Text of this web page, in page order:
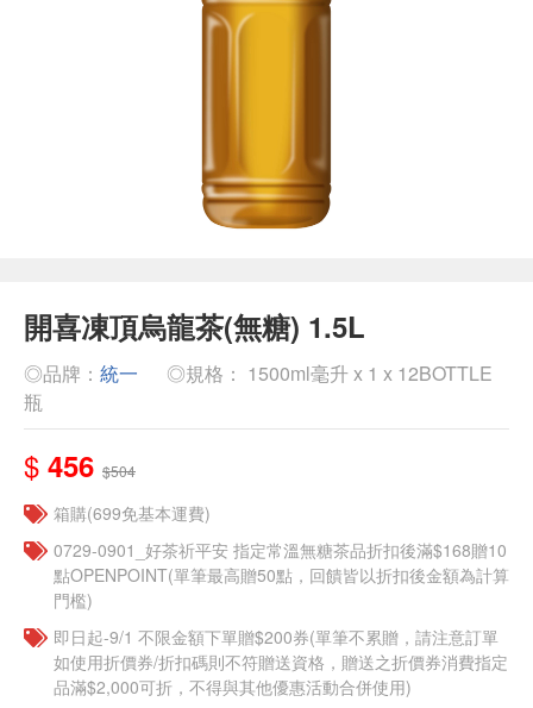
開喜凍頂烏龍茶(無糖) 1.5L
◎品牌： 統一
◎規格： 1500ml毫升 x 1 x 12BOTTLE
瓶
$ 456 $504
箱購(699免基本運費)
​​0729-0901_好茶祈平安 指定常溫無糖茶品折扣後滿$168贈10
點OPENPOINT(單筆最高贈50點，回饋皆以折扣後金額為計算
門檻)
即日起-9/1 不限金額下單贈$200券(單筆不累贈，請注意訂單
如使用折價券/折扣碼則不符贈送資格，贈送之折價券消費指定
品滿$2,000可折，不得與其他優惠活動合併使用)